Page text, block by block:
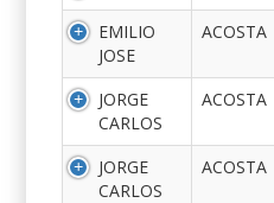
EMILIO
JOSE
ACOSTA
JORGE
CARLOS
ACOSTA
JORGE
CARLOS
ACOSTA